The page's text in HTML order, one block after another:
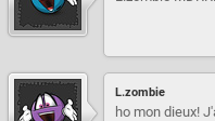
L.zombie
ho mon dieux!